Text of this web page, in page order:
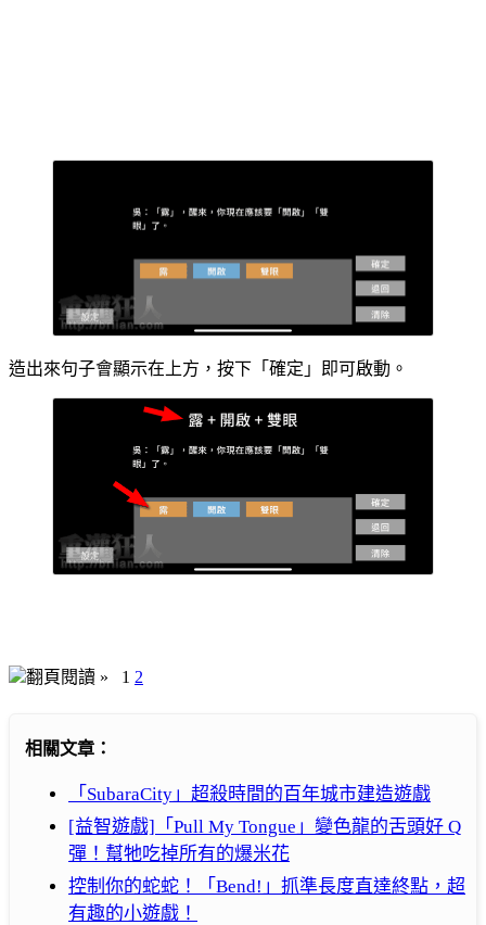
造出來句子會顯示在上方，按下「確定」即可啟動。
翻頁閱讀 » 1 2
相關文章：
「SubaraCity」超殺時間的百年城市建造遊戲
[益智遊戲]「Pull My Tongue」變色龍的舌頭好 Q
彈！幫牠吃掉所有的爆米花
控制你的蛇蛇！「Bend!」抓準長度直達終點，超
有趣的小遊戲！